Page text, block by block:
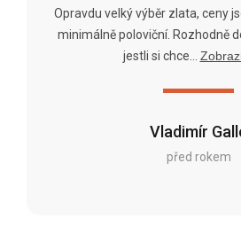
Vladimír
před rokem
Opravdu velký výběr zlata, ceny
minimálně poloviční. Rozhodně
jestli si chce...